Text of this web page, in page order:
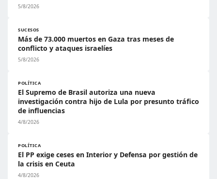
5/8/2026
SUCESOS
Más de 73.000 muertos en Gaza tras meses de
conflicto y ataques israelíes
5/8/2026
POLÍTICA
El Supremo de Brasil autoriza una nueva
investigación contra hijo de Lula por presunto tráfico
de influencias
4/8/2026
POLÍTICA
El PP exige ceses en Interior y Defensa por gestión de
la crisis en Ceuta
4/8/2026